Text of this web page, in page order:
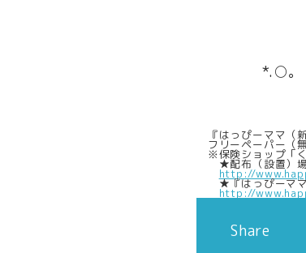
*.○。
『はっぴーママ（
フリーペーパー（
※保険ショップ「く
★配布（設置）場
http://
★『はっぴーママ
http://
Share